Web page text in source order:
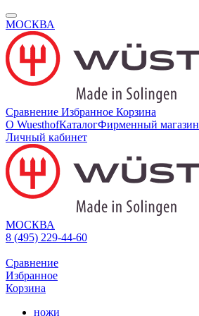
МОСКВА
Сравнение Избранное Корзина
О WuesthofКаталогФирменный магазин
Личный кабинет
МОСКВА
8 (495) 229-44-60
Сравнение
Избранное
Корзина
ножи